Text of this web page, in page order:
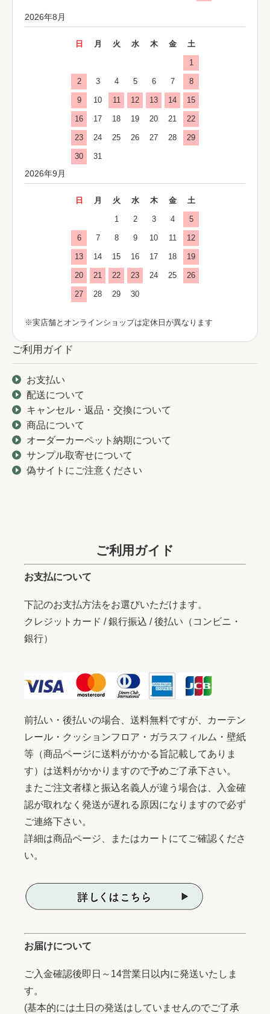
2026年8月
日 月 火 水 木 金 土
1
2 3 4 5 6 7 8
9 10 11 12 13 14 15
16 17 18 19 20 21 22
23 24 25 26 27 28 29
30 31
2026年9月
日 月 火 水 木 金 土
1 2 3 4 5
6 7 8 9 10 11 12
13 14 15 16 17 18 19
20 21 22 23 24 25 26
27 28 29 30
※実店舗とオンラインショップは定休日が異なります
ご利用ガイド
お支払い
配送について
キャンセル・返品・交換について
商品について
オーダーカーペット納期について
サンプル取寄せについて
偽サイトにご注意ください
ご利用ガイド
お支払について
下記のお支払方法をお選びいただけます。
クレジットカード / 銀行振込 / 後払い（コンビニ・
銀行）
前払い・後払いの場合、送料無料ですが、カーテン
レール・クッションフロア・ガラスフィルム・壁紙
等（商品ページに送料がかかる旨記載してありま
す）は送料がかかりますので予めご了承下さい。
またご注文者様と振込名義人が違う場合は、入金確
認が取れなく発送が遅れる原因になりますので必ず
ご連絡下さい。
詳細は商品ページ、またはカートにてご確認くださ
い。
お届けについて
ご入金確認後即日～14営業日以内に発送いたしま
す。
(基本的には土日の発送はしていませんのでご了承